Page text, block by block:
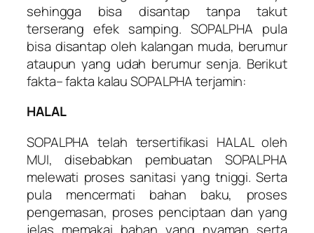
sehingga bisa disantap tanpa takut
terserang efek samping. SOPALPHA pula
bisa disantap oleh kalangan muda, berumur
ataupun yang udah berumur senja. Berikut
fakta– fakta kalau SOPALPHA terjamin:
HALAL
SOPALPHA telah tersertifikasi HALAL oleh
MUI, disebabkan pembuatan SOPALPHA
melewati proses sanitasi yang tniggi. Serta
pula mencermati bahan baku, proses
pengemasan, proses penciptaan dan yang
jelas memakai bahan yang nyaman serta